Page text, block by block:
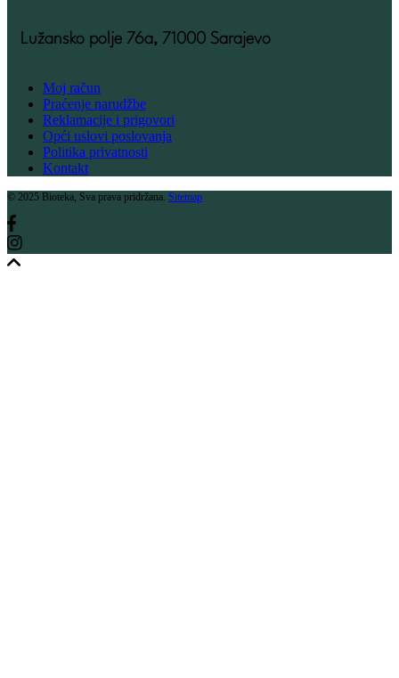
Lužansko polje 76a, 71000 Sarajevo
Moj račun
Praćenje narudžbe
Reklamacije i prigovori
Opći uslovi poslovanja
Politika privatnosti
Kontakt
© 2025 Bioteka, Sva prava pridržana. Sitemap